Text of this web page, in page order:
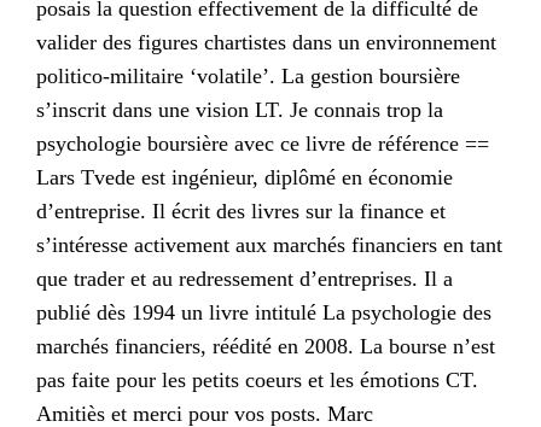
posais la question effectivement de la difficulté de
valider des figures chartistes dans un environnement
politico-militaire ‘volatile’. La gestion boursière
s’inscrit dans une vision LT. Je connais trop la
psychologie boursière avec ce livre de référence ==
Lars Tvede est ingénieur, diplômé en économie
d’entreprise. Il écrit des livres sur la finance et
s’intéresse activement aux marchés financiers en tant
que trader et au redressement d’entreprises. Il a
publié dès 1994 un livre intitulé La psychologie des
marchés financiers, réédité en 2008. La bourse n’est
pas faite pour les petits coeurs et les émotions CT.
Amitiès et merci pour vos posts. Marc